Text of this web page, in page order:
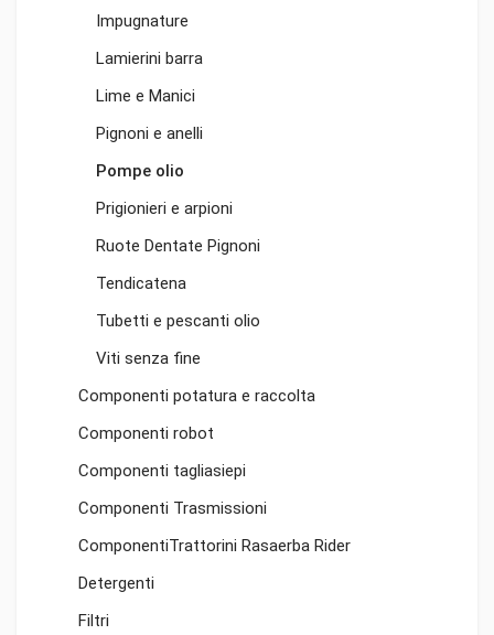
Impugnature
Lamierini barra
Lime e Manici
Pignoni e anelli
Pompe olio
Prigionieri e arpioni
Ruote Dentate Pignoni
Tendicatena
Tubetti e pescanti olio
Viti senza fine
Componenti potatura e raccolta
Componenti robot
Componenti tagliasiepi
Componenti Trasmissioni
ComponentiTrattorini Rasaerba Rider
Detergenti
Filtri